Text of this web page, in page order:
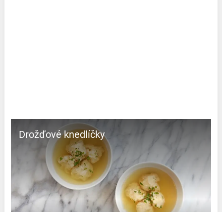
Drožďové knedlíčky